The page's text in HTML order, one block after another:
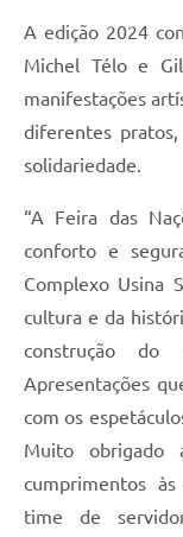
A edição 2024
Michel Télo e
manifestações
diferentes
solidariedade.
“A Feira das
conforto e
Complexo Usina
cultura e da
construção
Apresentações
com os
Muito obrigado
cumprimentos
time de